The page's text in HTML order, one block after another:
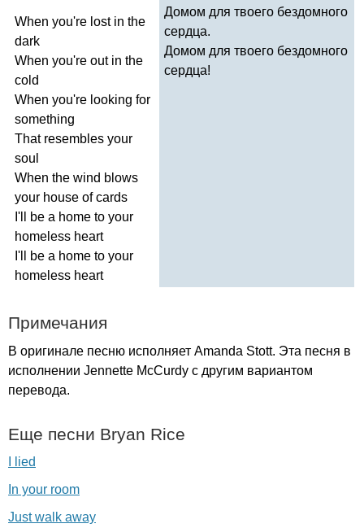
When you're lost in the
dark
When you're out in the
cold
When you're looking for
something
That resembles your
soul
When the wind blows
your house of cards
I'll
be a home to your
homeless heart
I'll
be a home to your
homeless heart
Домом для твоего бездомного
сердца.
Домом для твоего бездомного
сердца!
Примечания
В оригинале песню исполняет Amanda Stott. Эта песня в
исполнении Jennette McCurdy с другим вариантом
перевода.
Еще песни Bryan Rice
I lied
In your room
Just walk away